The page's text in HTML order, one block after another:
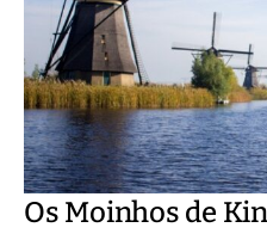
Os Moinhos de